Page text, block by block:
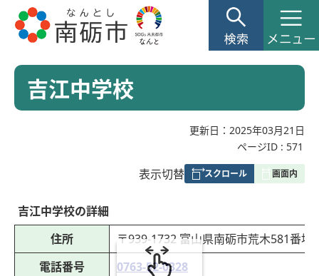
吉江中学校
更新日：2025年03月21日
ページID : 571
表
の
表示切替
吉江中学校の詳細
住所
〒939-1732 富山県南砺市荒木581番地
電話番号
0763-52-0328